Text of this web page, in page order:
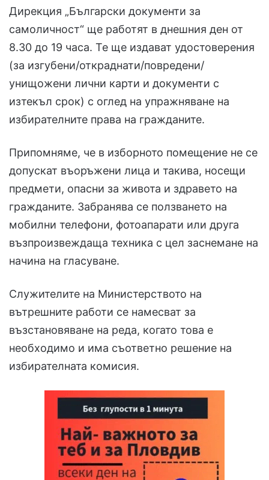
Дирекция „Български документи за
самоличност“ ще работят в днешния ден от
8.30 до 19 часа. Те ще издават удостоверения
(за изгубени/откраднати/повредени/
унищожени лични карти и документи с
изтекъл срок) с оглед на упражняване на
избирателните права на гражданите.
Припомняме, че в изборното помещение не се
допускат въоръжени лица и такива, носещи
предмети, опасни за живота и здравето на
гражданите. Забранява се ползването на
мобилни телефони, фотоапарати или друга
възпроизвеждаща техника с цел заснемане на
начина на гласуване.
Служителите на Министерството на
вътрешните работи се намесват за
възстановяване на реда, когато това е
необходимо и има съответно решение на
избирателната комисия.